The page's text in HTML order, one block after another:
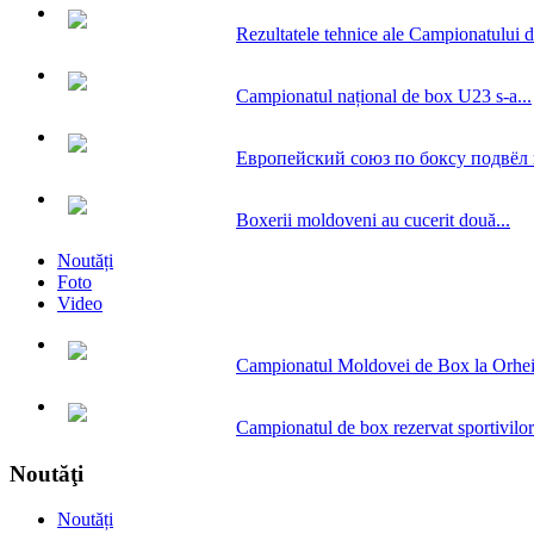
Rezultatele tehnice ale Campionatului
Campionatul național de box U23 s-a...
Европейский союз по боксу подвёл
Boxerii moldoveni au cucerit două...
Noutăți
Foto
Video
Campionatul Moldovei de Box la Orhei
Campionatul de box rezervat
Noutăţi
Noutăți